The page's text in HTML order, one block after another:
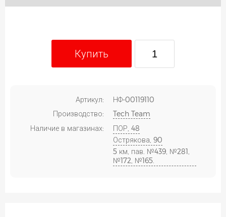
Купить
Артикул:
НФ-00119110
Производство:
Tech Team
Наличие в магазинах:
ПОР, 48
Острякова, 90
5 км, пав. №439, №281,
№172, №165.